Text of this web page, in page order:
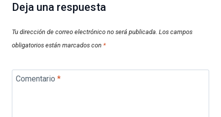
Deja una respuesta
Tu dirección de correo electrónico no será publicada. Los campos
obligatorios están marcados con *
Comentario *